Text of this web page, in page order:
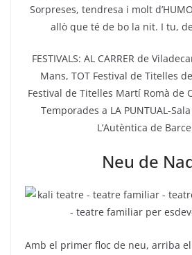
Sorpreses, tendresa i molt
allò que té de bo la nit. I tu,
FESTIVALS: AL CARRER de
Mans, TOT Festival de Titelles
Festival de Titelles Martí Romà de
Temporades a LA PUNTUAL-
L’Autèntica de
Neu de
Amb el primer floc de neu, arriba